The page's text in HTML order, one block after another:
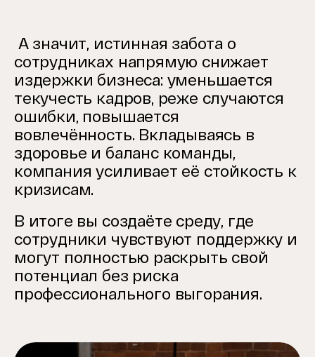
А значит, истинная забота о
сотрудниках напрямую снижает
издержки бизнеса: уменьшается
текучесть кадров, реже случаются
ошибки, повышается
вовлечённость. Вкладываясь в
здоровье и баланс команды,
компания усиливает её стойкость к
кризисам.
В итоге вы создаёте среду, где
сотрудники чувствуют поддержку и
могут полностью раскрыть свой
потенциал без риска
профессионального выгорания.